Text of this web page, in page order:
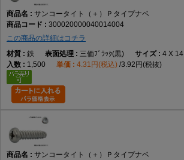
サンコータイト（＋）Ｐタイプナベ
300020000040014004
この商品の詳細はコチラ
鉄
三価ﾌﾞﾗｯｸ(黒) 4 X 14
1,500
4.31円(税込) 3.92円(税抜)
サンコータイト（＋）Ｐタイプナベ